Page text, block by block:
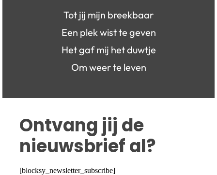
Tot jij mijn breekbaar
Een plek wist te geven
Het gaf mij het duwtje
Om weer te leven
Ontvang jij de
nieuwsbrief al?
[blocksy_newsletter_subscribe]